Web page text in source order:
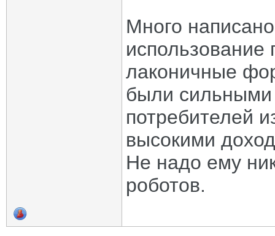
Много
использование
лаконичные
были сильными
потребителей
высокими
Не надо ему
роботов.